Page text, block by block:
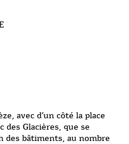
avec d’un côté la place
des Glacières, que se
des bâtiments, au nombre